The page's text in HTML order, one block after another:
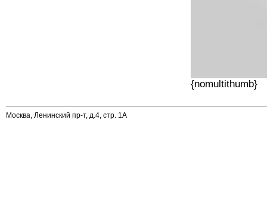
{nomultithumb}
Москва, Ленинский пр-т, д.4, стр. 1А